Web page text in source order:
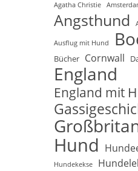
Agatha Christie
Angsthund
Ausflug mit Hund
Bücher Cornwall
England
England mit
Hund
Hundekekse